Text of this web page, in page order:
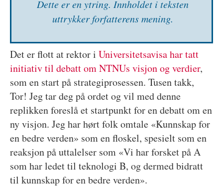
Dette er en ytring. Inn­holdet i teksten
uttrykker forfatterens mening.
Det er flott at rektor i Universitetsavisa har tatt
initiativ til debatt om NTNUs visjon og verdier,
som en start på strategiprosessen. Tusen takk,
Tor! Jeg tar deg på ordet og vil med denne
replikken foreslå et startpunkt for en debatt om en
ny visjon. Jeg har hørt folk omtale «Kunnskap for
en bedre verden» som en floskel, spesielt som en
reaksjon på uttalelser som «Vi har forsket på A
som har ledet til teknologi B, og dermed bidratt
til kunnskap for en bedre verden».